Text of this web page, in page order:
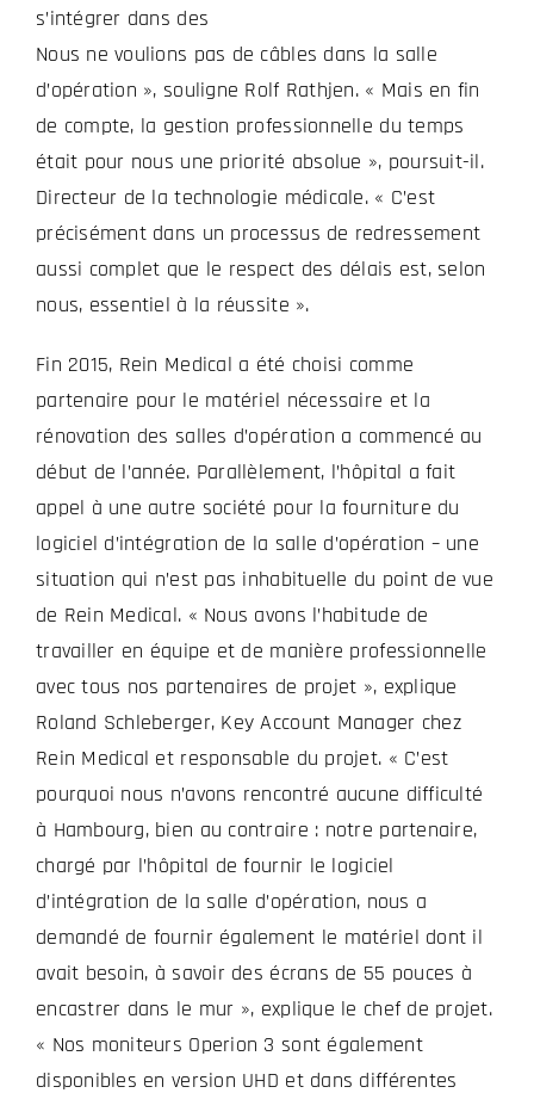
s’intégrer dans des
Nous ne voulions pas de câbles dans la salle
d’opération », souligne Rolf Rathjen. « Mais en fin
de compte, la gestion professionnelle du temps
était pour nous une priorité absolue », poursuit-il.
Directeur de la technologie médicale. « C’est
précisément dans un processus de redressement
aussi complet que le respect des délais est, selon
nous, essentiel à la réussite ».
Fin 2015, Rein Medical a été choisi comme
partenaire pour le matériel nécessaire et la
rénovation des salles d’opération a commencé au
début de l’année. Parallèlement, l’hôpital a fait
appel à une autre société pour la fourniture du
logiciel d’intégration de la salle d’opération – une
situation qui n’est pas inhabituelle du point de vue
de Rein Medical. « Nous avons l’habitude de
travailler en équipe et de manière professionnelle
avec tous nos partenaires de projet », explique
Roland Schleberger, Key Account Manager chez
Rein Medical et responsable du projet. « C’est
pourquoi nous n’avons rencontré aucune difficulté
à Hambourg, bien au contraire : notre partenaire,
chargé par l’hôpital de fournir le logiciel
d’intégration de la salle d’opération, nous a
demandé de fournir également le matériel dont il
avait besoin, à savoir des écrans de 55 pouces à
encastrer dans le mur », explique le chef de projet.
« Nos moniteurs Operion 3 sont également
disponibles en version UHD et dans différentes